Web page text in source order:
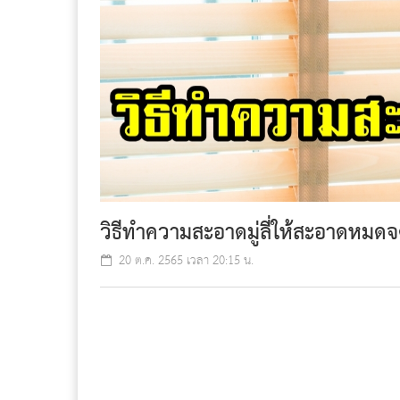
วิธีทำความสะอาดมู่ลี่ให้สะอาดหมด
20 ต.ค. 2565 เวลา 20:15 น.